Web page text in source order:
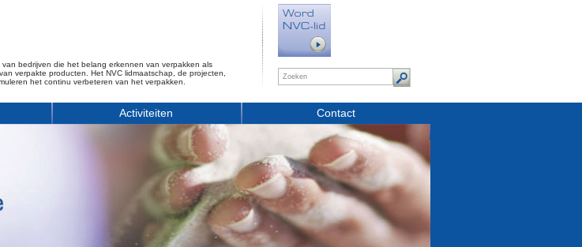
bedrijven die het belang erkennen van verpakken als
verpakte producten. Het NVC lidmaatschap, de projecten,
het continu verbeteren van het verpakken.
Activiteiten Contact